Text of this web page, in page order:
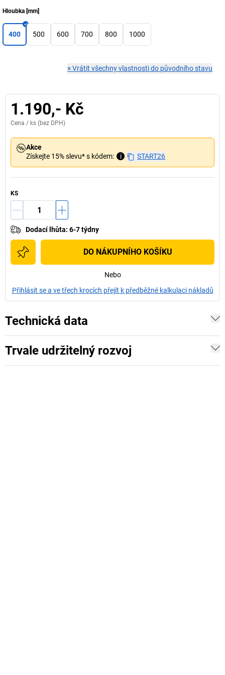
Hloubka [mm]
400 500 600 700 800 1000
×Vrátit všechny vlastnosti do původního stavu
1.190,- Kč
Cena / ks (bez DPH)
Akce
Získejte 15% slevu* s kódem:
i START26
KS
Dodací lhůta: 6-7 týdny
DO NÁKUPNÍHO KOŠÍKU
Nebo
Přihlásit se a ve třech krocích přejít k předběžné kalkulaci nákladů
Technická data
Trvale udržitelný rozvoj